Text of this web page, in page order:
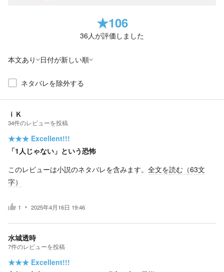
★106
36人が評価しました
本文あり 日付が新しい順
ネタバレを除外する
ｉＫ
34件のレビューを投稿
★★★ Excellent!!!
「1人じゃない」という恐怖
このレビューは小説のネタバレを含みます。 全文を読む（63文
字）
1 2025年4月16日 19:46
水城透時
7件のレビューを投稿
★★★ Excellent!!!